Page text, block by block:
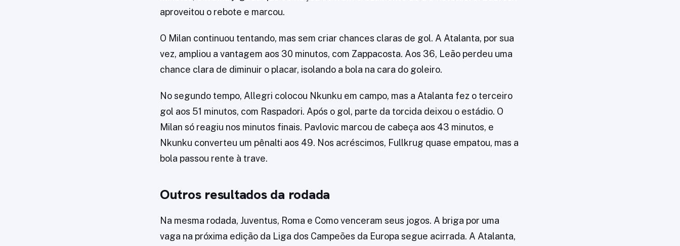
aproveitou o rebote e marcou.
O Milan continuou tentando, mas sem criar chances claras de gol. A Atalanta, por sua
vez, ampliou a vantagem aos 30 minutos, com Zappacosta. Aos 36, Leão perdeu uma
chance clara de diminuir o placar, isolando a bola na cara do goleiro.
No segundo tempo, Allegri colocou Nkunku em campo, mas a Atalanta fez o terceiro
gol aos 51 minutos, com Raspadori. Após o gol, parte da torcida deixou o estádio. O
Milan só reagiu nos minutos finais. Pavlovic marcou de cabeça aos 43 minutos, e
Nkunku converteu um pênalti aos 49. Nos acréscimos, Fullkrug quase empatou, mas a
bola passou rente à trave.
Outros resultados da rodada
Na mesma rodada, Juventus, Roma e Como venceram seus jogos. A briga por uma
vaga na próxima edição da Liga dos Campeões da Europa segue acirrada. A Atalanta,